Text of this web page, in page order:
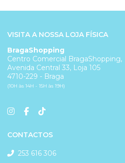
VISITA A NOSSA LOJA FÍSICA
BragaShopping
Centro Comercial BragaShopping,
Avenida Central 33, Loja 105
4710-229 - Braga
(10H às 14H - 15H às 19H)
CONTACTOS
253 616 306